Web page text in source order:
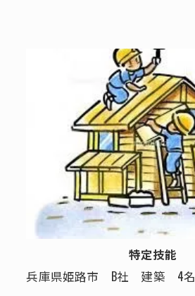
特定技能
兵庫県姫路市 B社 建築 4名